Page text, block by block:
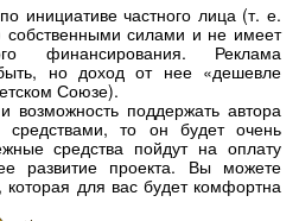
инициативе частного лица (т. е.
собственными силами и не имеет
финансирования. Реклама
но доход от нее «дешевле
Союзе).
поддержать автора
то он будет очень
средства пойдут на оплату
развитие проекта. Вы можете
для вас будет комфортна